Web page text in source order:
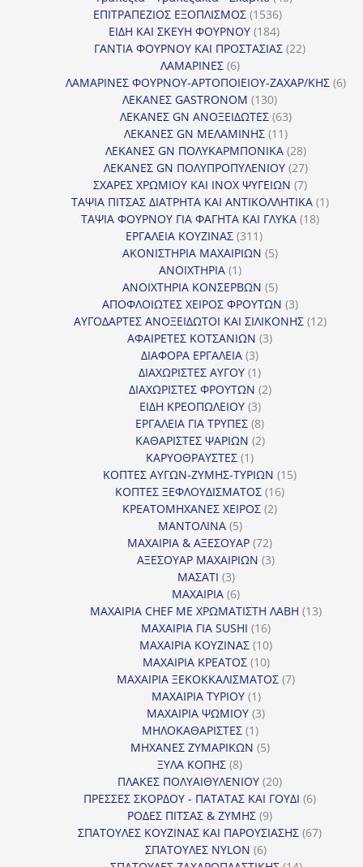
ΕΠΙΤΡΑΠΕΖΙΟΣ ΕΞΟΠΛΙΣΜΟΣ 15361536
προϊόντα
ΕΙΔΗ ΚΑΙ ΣΚΕΥΗ ΦΟΥΡΝΟΥ 184184
προϊόντα
ΓΑΝΤΙΑ ΦΟΥΡΝΟΥ ΚΑΙ ΠΡΟΣΤΑΣΙΑΣ 2222
ΛΑΜΑΡΙΝΕΣ 66
προϊόντα
ΛΑΜΑΡΙΝΕΣ ΦΟΥΡΝΟΥ-ΑΡΤΟΠΟΙΕΙΟΥ-ΖΑΧΑΡ/ΚΗΣ 66
ΛΕΚΑΝΕΣ GASTRONOM 130130
προϊόντα
ΛΕΚΑΝΕΣ GN ΑΝΟΞΕΙΔΩΤΕΣ 6363
ΛΕΚΑΝΕΣ GN ΜΕΛΑΜΙΝΗΣ 1111
προϊόντα
ΛΕΚΑΝΕΣ GN ΠΟΛΥΚΑΡΜΠΟΝΙΚΑ 2828
προϊόντα
ΛΕΚΑΝΕΣ GN ΠΟΛΥΠΡΟΠΥΛΕΝΙΟΥ 2727
προϊόντα
ΣΧΑΡΕΣ ΧΡΩΜΙΟΥ ΚΑΙ INOX ΨΥΓΕΙΩΝ 77
προϊόντα
ΤΑΨΙΑ ΠΙΤΣΑΣ ΔΙΑΤΡΗΤΑ ΚΑΙ ΑΝΤΙΚΟΛΛΗΤΙΚΑ 11
ΤΑΨΙΑ ΦΟΥΡΝΟΥ ΓΙΑ ΦΑΓΗΤΑ ΚΑΙ ΓΛΥΚΑ 1818
ΕΡΓΑΛΕΙΑ ΚΟΥΖΙΝΑΣ 311311
προϊόντα
ΑΚΟΝΙΣΤΗΡΙΑ ΜΑΧΑΙΡΙΩΝ 55
ΑΝΟΙΧΤΗΡΙΑ 11
προϊόν
ΑΝΟΙΧΤΗΡΙΑ ΚΟΝΣΕΡΒΩΝ 55
προϊόντα
ΑΠΟΦΛΟΙΩΤΕΣ ΧΕΙΡΟΣ ΦΡΟΥΤΩΝ 33
προϊόντα
ΑΥΓΟΔΑΡΤΕΣ ΑΝΟΞΕΙΔΩΤΟΙ ΚΑΙ ΣΙΛΙΚΟΝΗΣ 1212
ΑΦΑΙΡΕΤΕΣ ΚΟΤΣΑΝΙΩΝ 33
ΔΙΑΦΟΡΑ ΕΡΓΑΛΕΙΑ 33
προϊόντα
ΔΙΑΧΩΡΙΣΤΕΣ ΑΥΓΟΥ 11
προϊόν
ΔΙΑΧΩΡΙΣΤΕΣ ΦΡΟΥΤΩΝ 22
ΕΙΔΗ ΚΡΕΟΠΩΛΕΙΟΥ 33
προϊόντα
ΕΡΓΑΛΕΙΑ ΓΙΑ ΤΡΥΠΕΣ 88
προϊόντα
ΚΑΘΑΡΙΣΤΕΣ ΨΑΡΙΩΝ 22
ΚΑΡΥΟΘΡΑΥΣΤΕΣ 11
προϊόν
ΚΟΠΤΕΣ ΑΥΓΩΝ-ΖΥΜΗΣ-ΤΥΡΙΩΝ 1515
ΚΟΠΤΕΣ ΞΕΦΛΟΥΔΙΣΜΑΤΟΣ 1616
ΚΡΕΑΤΟΜΗΧΑΝΕΣ ΧΕΙΡΟΣ 22
ΜΑΝΤΟΛΙΝΑ 55
προϊόντα
ΜΑΧΑΙΡΙΑ & ΑΞΕΣΟΥΑΡ 7272
προϊόντα
ΑΞΕΣΟΥΑΡ ΜΑΧΑΙΡΙΩΝ 33
ΜΑΣΑΤΙ 33
προϊόντα
ΜΑΧΑΙΡΙΑ 66
προϊόντα
ΜΑΧΑΙΡΙΑ CHEF ΜΕ ΧΡΩΜΑΤΙΣΤΗ ΛΑΒΗ 1313
ΜΑΧΑΙΡΙΑ ΓΙΑ SUSHI 1616
προϊόντα
ΜΑΧΑΙΡΙΑ ΚΟΥΖΙΝΑΣ 1010
προϊόντα
ΜΑΧΑΙΡΙΑ ΚΡΕΑΤΟΣ 1010
προϊόντα
ΜΑΧΑΙΡΙΑ ΞΕΚΟΚΚΑΛΙΣΜΑΤΟΣ 77
ΜΑΧΑΙΡΙΑ ΤΥΡΙΟΥ 11
προϊόν
ΜΑΧΑΙΡΙΑ ΨΩΜΙΟΥ 33
ΜΗΛΟΚΑΘΑΡΙΣΤΕΣ 11
προϊόν
ΜΗΧΑΝΕΣ ΖΥΜΑΡΙΚΩΝ 55
ΞΥΛΑ ΚΟΠΗΣ 88
προϊόντα
ΠΛΑΚΕΣ ΠΟΛΥΑΙΘΥΛΕΝΙΟΥ 2020
προϊόντα
ΠΡΕΣΣΕΣ ΣΚΟΡΔΟΥ - ΠΑΤΑΤΑΣ ΚΑΙ ΓΟΥΔΙ 66
ΡΟΔΕΣ ΠΙΤΣΑΣ & ΖΥΜΗΣ 99
προϊόντα
ΣΠΑΤΟΥΛΕΣ ΚΟΥΖΙΝΑΣ ΚΑΙ ΠΑΡΟΥΣΙΑΣΗΣ 6767
ΣΠΑΤΟΥΛΕΣ NYLON 66